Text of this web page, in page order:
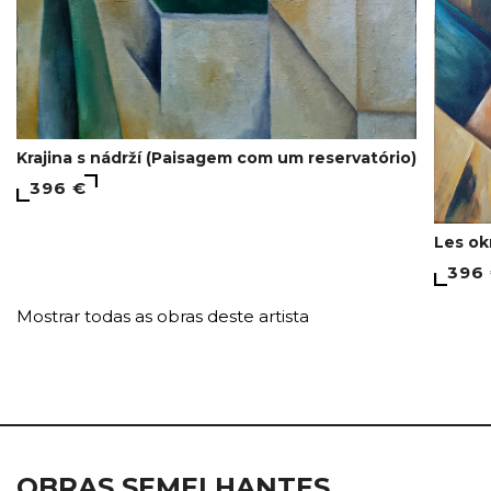
Krajina s nádrží (Paisagem com um reservatório)
396 €
Les
396
Mostrar todas as obras deste artista